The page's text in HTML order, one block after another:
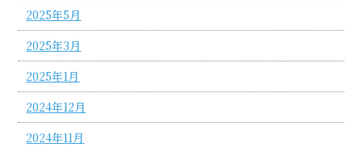
2025年5月
2025年3月
2025年1月
2024年12月
2024年11月